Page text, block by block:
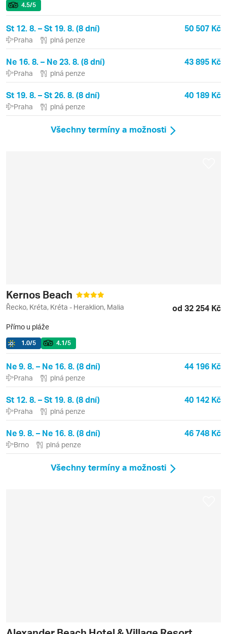
4.5/5
St 12. 8. – St 19. 8. (8 dní) 50 507 Kč
Praha plná penze
Ne 16. 8. – Ne 23. 8. (8 dní) 43 895 Kč
Praha plná penze
St 19. 8. – St 26. 8. (8 dní) 40 189 Kč
Praha plná penze
Všechny termíny a možnosti
Kernos Beach
Řecko, Kréta, Kréta - Heraklion, Malia od 32 254 Kč
Přímo u pláže
1.0/5 4.1/5
Ne 9. 8. – Ne 16. 8. (8 dní) 44 196 Kč
Praha plná penze
St 12. 8. – St 19. 8. (8 dní) 40 142 Kč
Praha plná penze
Ne 9. 8. – Ne 16. 8. (8 dní) 46 748 Kč
Brno plná penze
Všechny termíny a možnosti